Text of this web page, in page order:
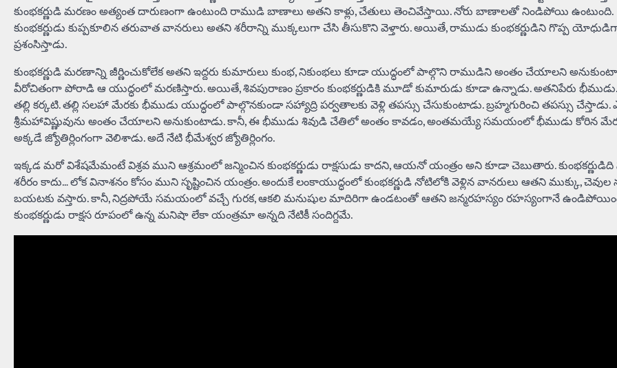
కుంభకర్ణుడి మరణం అత్యంత దారుణంగా ఉంటుంది రాముడి బాణాలు అతని కాళ్లు, చేతులు తెంచివేస్తాయి. నోరు బాణాలతో నిండిపోయి ఉంటుంది.
కుంభకర్ణుడు కుప్పకూలిన తరువాత వానరులు అతని శరీరాన్ని ముక్కలుగా చేసి తీసుకొని వెళ్తారు. అయితే, రాముడు కుంభకర్ణుడిని గొప్ప
ప్రశంసిస్తాడు.
కుంభకర్ణుడి మరణాన్ని జీర్ణించుకోలేక అతని ఇద్దరు కుమారులు కుంభ, నికుంభలు కూడా యుద్ధంలో పాల్గొని రాముడిని అంతం చేయాలని
వీరోచితంగా పోరాడి ఆ యుద్ధంలో మరణిస్తారు. అయితే, శివపురాణం ప్రకారం కుంభకర్ణుడికి మూడో కుమారుడు కూడా ఉన్నాడు. అతనిపేరు
తల్లి కర్కటి. తల్లి సలహా మేరకు భీముడు యుద్ధంలో పాల్గొనకుండా సహ్యాద్రి పర్వతాలకు వెళ్లి తపస్సు చేసుకుంటాడు. బ్రహ్మగురించి తపస్సు
శ్రీమహావిష్ణువును అంతం చేయాలని అనుకుంటాడు. కానీ, ఈ భీముడు శివుడి చేతిలో అంతం కావడం, అంతమయ్యే సమయంలో భీముడు కోరిన
అక్కడే జ్యోతిర్లింగంగా వెలిశాడు. అదే నేటి భీమేశ్వర జ్యోతిర్లింగం.
ఇక్కడ మరో విశేషమేమంటే విశ్రవ ముని ఆశ్రమంలో జన్మించిన కుంభకర్ణుడు రాక్షసుడు కాదని, ఆయనో యంత్రం అని కూడా చెబుతారు.
శరీరం కాదు… లోక వినాశనం కోసం ముని సృష్టించిన యంత్రం. అందుకే లంకాయుద్ధంలో కుంభకర్ణుడి నోటిలోకి వెళ్లిన వానరులు ఆతని ముక్కు, చెవుల
బయటకు వస్తారు. కానీ, నిద్రపోయే సమయంలో వచ్చే గురక, ఆకలి మనుషుల మాదిరిగా ఉండటంతో ఆతని జన్మరహస్యం రహస్యంగానే
కుంభకర్ణుడు రాక్షస రూపంలో ఉన్న మనిషా లేకా యంత్రమా అన్నది నేటికీ సందిగ్దమే.